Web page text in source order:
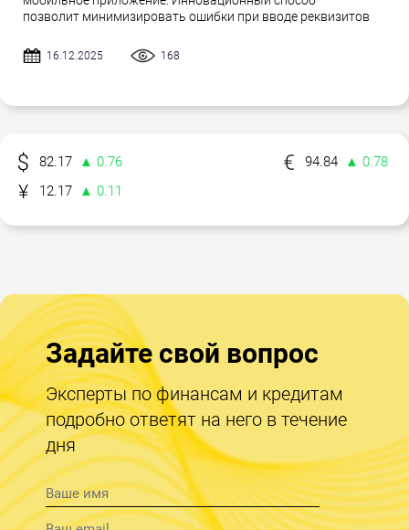
позволит минимизировать ошибки при вводе реквизитов
16.12.2025 168
82.17 ▲ 0.76 94.84
▲ 0.78
12.17
▲ 0.11
Задайте свой вопрос
Эксперты по финансам и кредитам
подробно ответят на него в течение
дня